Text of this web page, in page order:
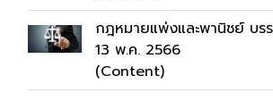
กฎหมายแพ่งและพานิชย์ บ
13 พ.ค. 2566
(Content)